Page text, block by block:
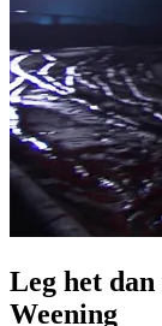
Leg het
Weening